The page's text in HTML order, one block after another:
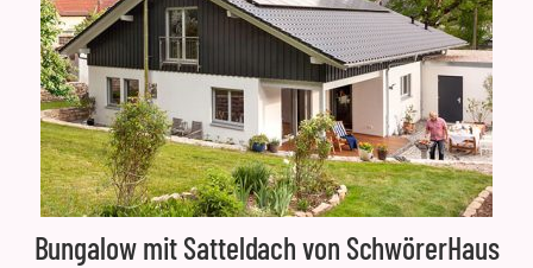
Bungalow mit Satteldach von SchwörerHaus